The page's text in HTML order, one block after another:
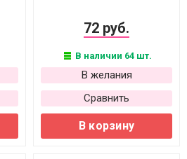
72 руб.
В наличии 64 шт.
В желания
Сравнить
В корзину